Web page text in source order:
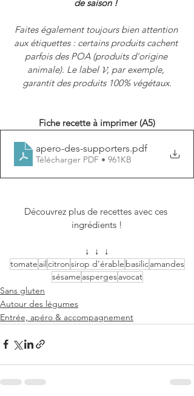
de saison !
Faites également toujours bien attention
aux étiquettes : certains produits cachent
parfois des POA (produits d’origine
animale). Le label 𝓥, par exemple,
garantit des produits 100% végétaux.
Fiche recette à imprimer (A5)
apero-des-supporters.pdf
Télécharger PDF • 961KB
Découvrez plus de recettes avec ces
ingrédients !
↓  ↓  ↓
tomate ailcitronsirop d'érable basilicamandes
sésame aspergesavocat
Sans gluten
Autour des légumes
Entrée, apéro & accompagnement